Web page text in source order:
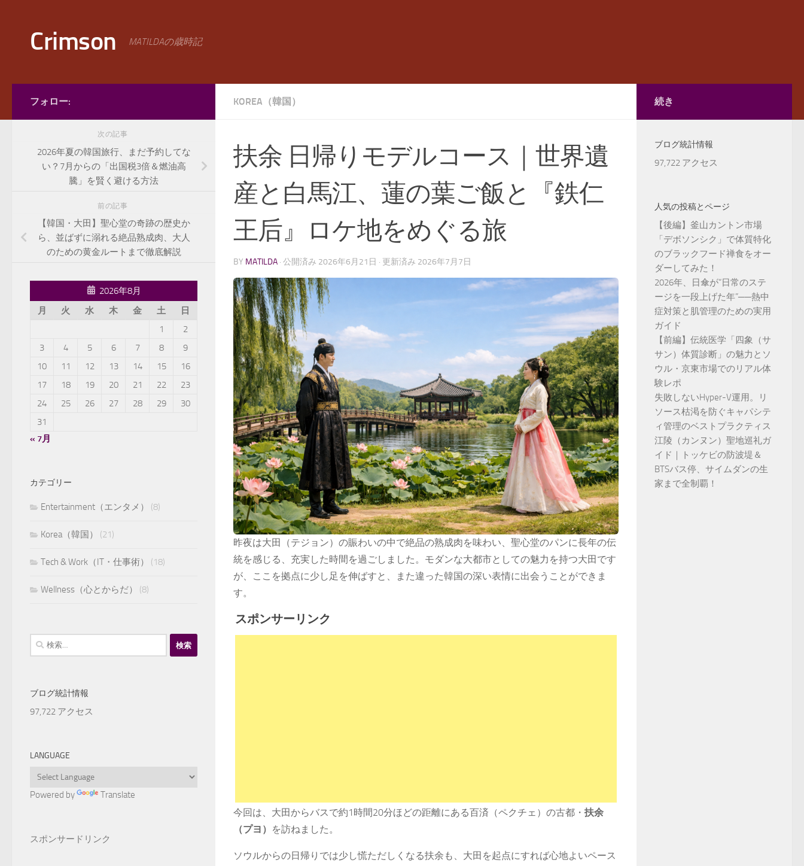
Crimson MATILDAの歳時記
KOREA（韓国）
扶余 日帰りモデルコース｜世界遺
産と白馬江、蓮の葉ご飯と『鉄仁
王后』ロケ地をめぐる旅
BY MATILDA · 公開済み 2026年6月21日 · 更新済み 2026年7月7日
昨夜は大田（テジョン）の賑わいの中で絶品の熟成肉を味わい、聖心堂のパンに長年の伝
統を感じる、充実した時間を過ごしました。モダンな大都市としての魅力を持つ大田です
が、ここを拠点に少し足を伸ばすと、また違った韓国の深い表情に出会うことができま
す。
スポンサーリンク
今回は、大田からバスで約1時間20分ほどの距離にある百済（ペクチェ）の古都・ 扶余
（プヨ） を訪ねました。
ソウルからの日帰りでは少し慌ただしくなる扶余も、大田を起点にすれば心地よいペース
フォロー:
次の記事
2026年夏の韓国旅行、まだ予約してな
い？7月からの「出国税3倍＆燃油高
騰」を賢く避ける方法
前の記事
【韓国・大田】聖心堂の奇跡の歴史か
ら、並ばずに溺れる絶品熟成肉、大人
のための黄金ルートまで徹底解説
2026年8月
月
火 水 木 金 土
日
1
2
3
4 5 6 7 8
9
10
11 12 13 14 15
16
17
18 19 20 21 22
23
24
25 26 27 28 29
30
31
« 7月
カテゴリー
Entertainment（エンタメ） (8)
Korea（韓国） (21)
Tech & Work（IT・仕事術） (18)
Wellness（心とからだ） (8)
検
索:
ブログ統計情報
97,722 アクセス
LANGUAGE
Powered by Translate
スポンサードリンク
続き
ブログ統計情報
97,722 アクセス
人気の投稿とページ
【後編】釜山カントン市場
「デボソンシク」で体質特化
のブラックフード禅食をオー
ダーしてみた！
2026年、日傘が“日常のステ
ージを一段上げた年”──熱中
症対策と肌管理のための実用
ガイド
【前編】伝統医学「四象（サ
サン）体質診断」の魅力とソ
ウル・京東市場でのリアル体
験レポ
失敗しないHyper-V運用。リ
ソース枯渇を防ぐキャパシテ
ィ管理のベストプラクティス
江陵（カンヌン）聖地巡礼ガ
イド｜トッケビの防波堤＆
BTSバス停、サイムダンの生
家まで全制覇！